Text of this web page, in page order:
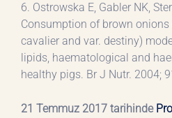
6. Ostrowska E, Gabler NK,
Consumption of brown onions
cavalier and var. destiny)
lipids, haematological and
healthy pigs. Br J Nutr. 2004;
21 Temmuz 2017 tarihinde